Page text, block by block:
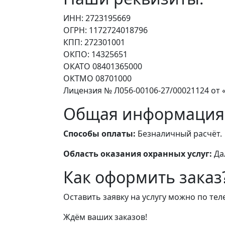
ИНН: 2723195669
ОГРН: 1172724018796
КПП: 272301001
ОКПО: 14325651
ОКАТО 08401365000
ОКТМО 08701000
Лицензия № Л056-00106-27/00021124 от
Общая
Способы оплаты: Безналичный расчёт.
Область оказания охранных услуг:
Как оформить
Оставить заявку на услугу можно по
Ждём ваших заказов!